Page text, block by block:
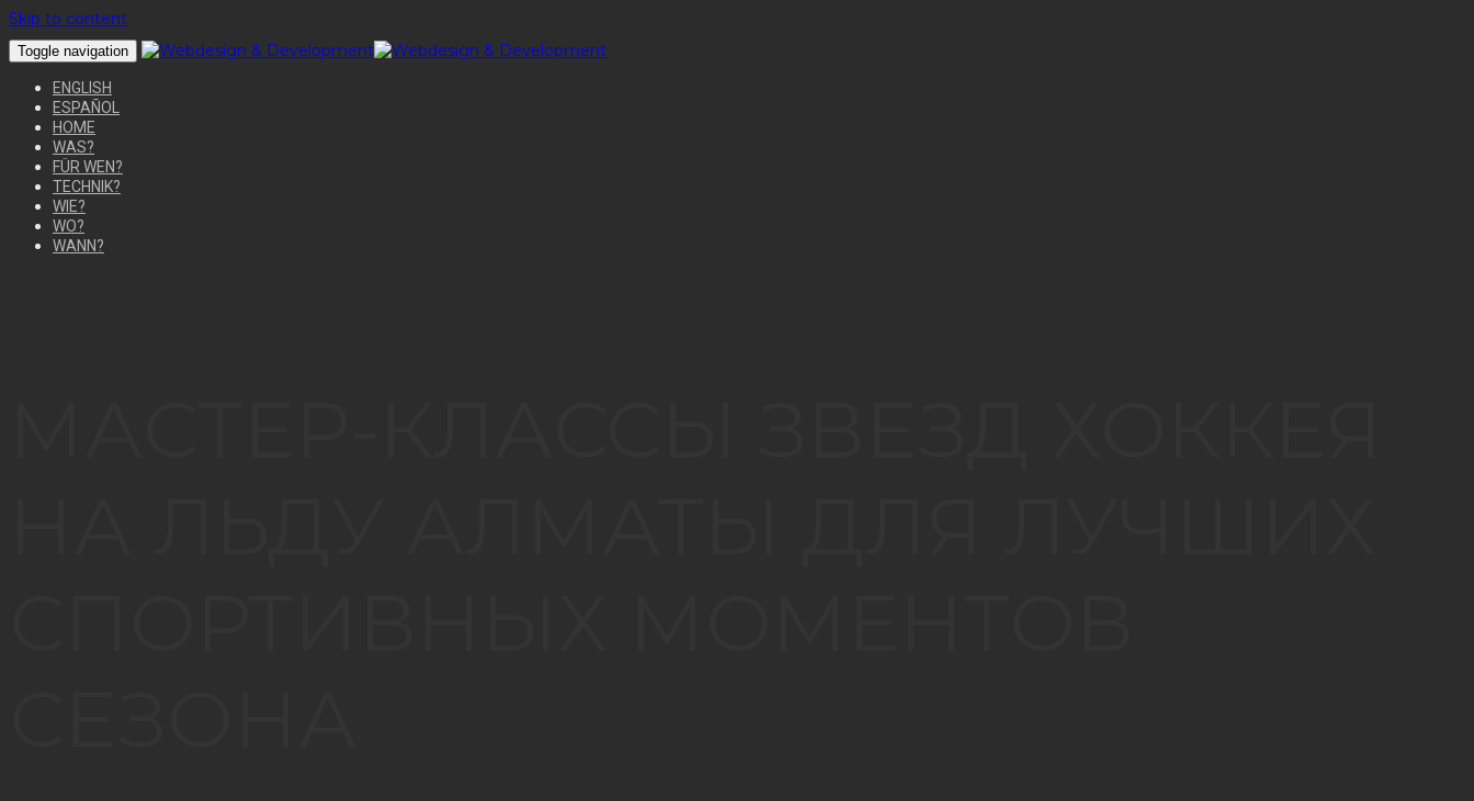
Skip to content
Toggle navigation
ENGLISH
ESPAÑOL
HOME
WAS?
FÜR WEN?
TECHNIK?
WIE?
WO?
WANN?